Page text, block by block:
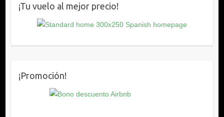
¡Tu vuelo al mejor precio!
¡Promoción!